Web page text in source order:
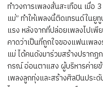
ทำวงการเพลงสั่นสะเทือน เมื่อ
แม่” ทำให้เพลงนี้ติดเทรนด์ใน
แรง หลังจากที่ปล่อยเพลงไปเพี
คาดว่าเป็นที่ถูกใจของแฟนเพล
แม่ ได้คนดังมาร่วมสร้างปราก
กรณ์ อ่อนตาแสง ผู้บริหารค่ายข้
เพลงลูกทุ่งและสร้างศิลปินประ